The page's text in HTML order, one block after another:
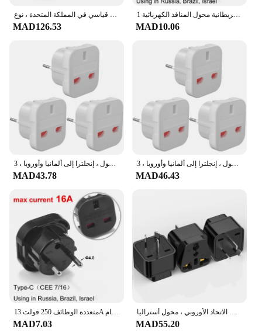
MAD126.53 MAD10.06
MAD43.78 MAD46.43
متعددة الوظائف 250 فولت 13A الاتحاد الأوروبي اليورو الأوروبي إلى المملكة المتحدة محول القابس محول الطاقة التوصيل 2 دبوس مستدير المقبس السفر مهايئ عام
MAD7.03
محول سفر عالمي ، مقبس شاحن حائط ، لنا ، كاليفورنيا ، المملكة المتحدة ، الاتحاد الأوروبي إلى الاتحاد الأوروبي ، محول أستراليا ، V ، W ، 3
MAD55.20